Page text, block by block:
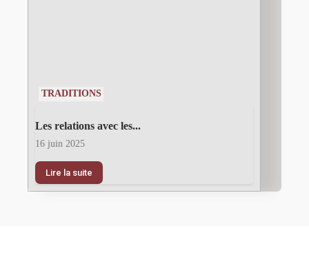
TRADITIONS
Les relations avec les...
16 juin 2025
Lire la suite